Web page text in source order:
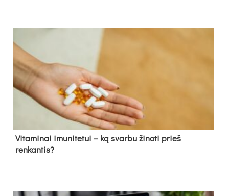
Vitaminai imunitetui – ką svarbu žinoti prieš
renkantis?